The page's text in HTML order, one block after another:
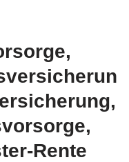
Rente